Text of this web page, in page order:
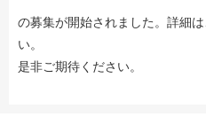
の募集が開始されました。詳細
い。
是非ご期待ください。